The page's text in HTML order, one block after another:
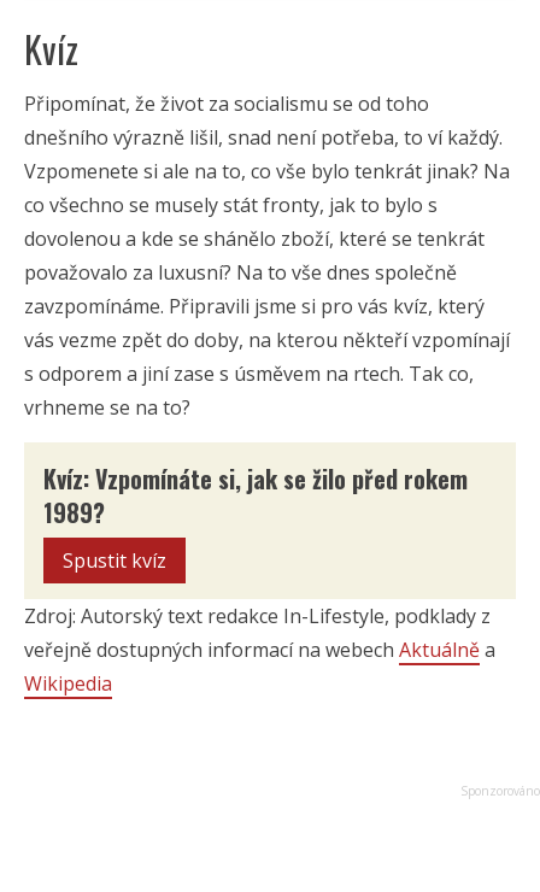
Kvíz
Připomínat, že život za socialismu se od toho
dnešního výrazně lišil, snad není potřeba, to ví každý.
Vzpomenete si ale na to, co vše bylo tenkrát jinak? Na
co všechno se musely stát fronty, jak to bylo s
dovolenou a kde se shánělo zboží, které se tenkrát
považovalo za luxusní? Na to vše dnes společně
zavzpomínáme. Připravili jsme si pro vás kvíz, který
vás vezme zpět do doby, na kterou někteří vzpomínají
s odporem a jiní zase s úsměvem na rtech. Tak co,
vrhneme se na to?
Kvíz: Vzpomínáte si, jak se žilo před rokem
1989?
Spustit kvíz
Zdroj: Autorský text redakce In-Lifestyle, podklady z
veřejně dostupných informací na webech Aktuálněa
Wikipedia